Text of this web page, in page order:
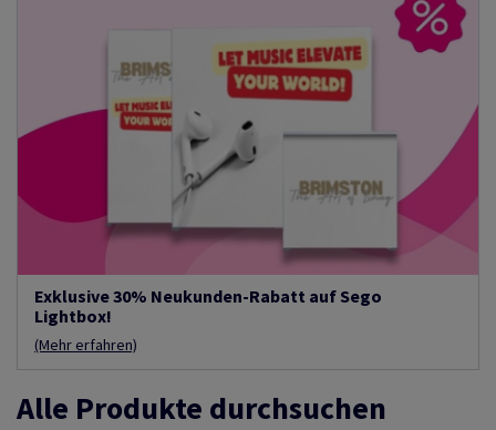
Exklusive 30% Neukunden-Rabatt auf Sego
Lightbox!
(Mehr erfahren)
Alle Produkte durchsuchen